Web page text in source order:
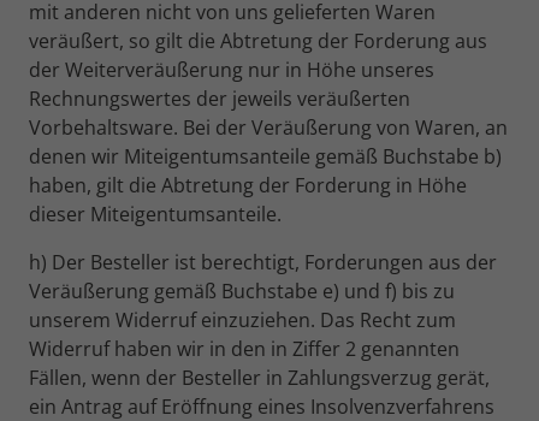
mit anderen nicht von uns gelieferten Waren
veräußert, so gilt die Abtretung der Forderung aus
der Weiterveräußerung nur in Höhe unseres
Rechnungswertes der jeweils veräußerten
Vorbehaltsware. Bei der Veräußerung von Waren, an
denen wir Miteigentumsanteile gemäß Buchstabe b)
haben, gilt die Abtretung der Forderung in Höhe
dieser Miteigentumsanteile.
h) Der Besteller ist berechtigt, Forderungen aus der
Veräußerung gemäß Buchstabe e) und f) bis zu
unserem Widerruf einzuziehen. Das Recht zum
Widerruf haben wir in den in Ziffer 2 genannten
Fällen, wenn der Besteller in Zahlungsverzug gerät,
ein Antrag auf Eröffnung eines Insolvenzverfahrens